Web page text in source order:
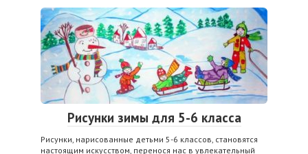
Рисунки зимы для 5-6 класса
Рисунки, нарисованные детьми 5-6 классов, становятся
настоящим искусством, перенося нас в увлекательный